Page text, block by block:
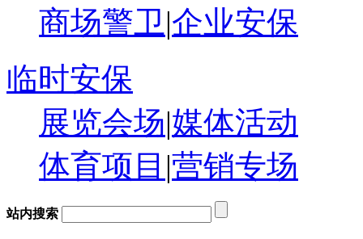
商场警卫 |企业安保
临时安保
展览会场|媒体活动
体育项目 |营销专场
站内搜索